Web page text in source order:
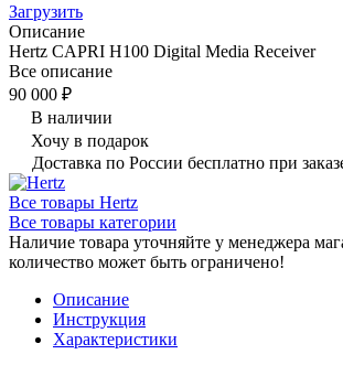
Загрузить
Описание
Hertz CAPRI H100 Digital Media Receiver
Все описание
90 000 ₽
В наличии
Хочу в подарок
Доставка по России бесплатно при
Все товары Hertz
Все товары категории
Наличие товара уточняйте у менеджера
количество может быть ограничено!
Описание
Инструкция
Характеристики